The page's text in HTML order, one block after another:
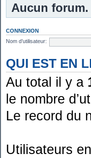
Aucun forum.
CONNEXION
Nom d’utilisateur:
QUI EST EN
Au total il y a
le nombre
Le record du
Utilisateurs